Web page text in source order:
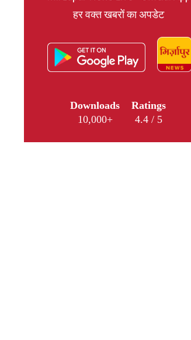
हर वक्त खबरों का अपडेट
Downloads
10,000+
Ratings
4.4 / 5